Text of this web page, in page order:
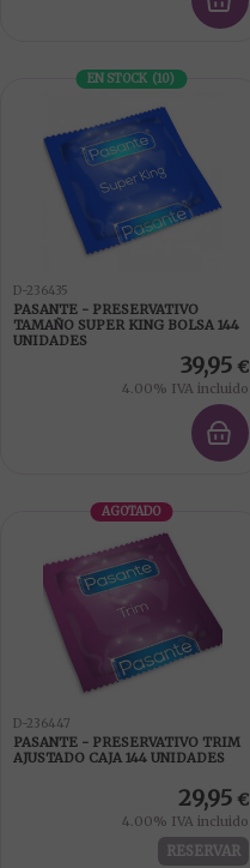
EN STOCK (10)
D-236435
PASANTE - PRESERVATIVO
TAMAÑO SUPER KING BOLSA 144
UNIDADES
39,95 €
4.00% IVA incluido
AGOTADO
D-236447
PASANTE - PRESERVATIVO TRIM
AJUSTADO CAJA 144 UNIDADES
29,95 €
4.00% IVA incluido
RESERVAR